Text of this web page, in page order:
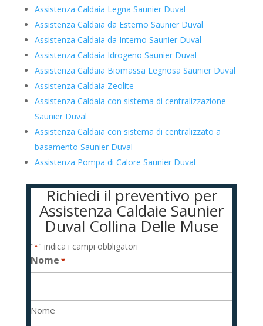
Assistenza Caldaia Legna Saunier Duval
Assistenza Caldaia da Esterno Saunier Duval
Assistenza Caldaia da Interno Saunier Duval
Assistenza Caldaia Idrogeno Saunier Duval
Assistenza Caldaia Biomassa Legnosa Saunier Duval
Assistenza Caldaia Zeolite
Assistenza Caldaia con sistema di centralizzazione
Saunier Duval
Assistenza Caldaia con sistema di centralizzato a
basamento Saunier Duval
Assistenza Pompa di Calore Saunier Duval
Richiedi il preventivo per
Assistenza Caldaie Saunier
Duval Collina Delle Muse
"*" indica i campi obbligatori
Nome *
Nome